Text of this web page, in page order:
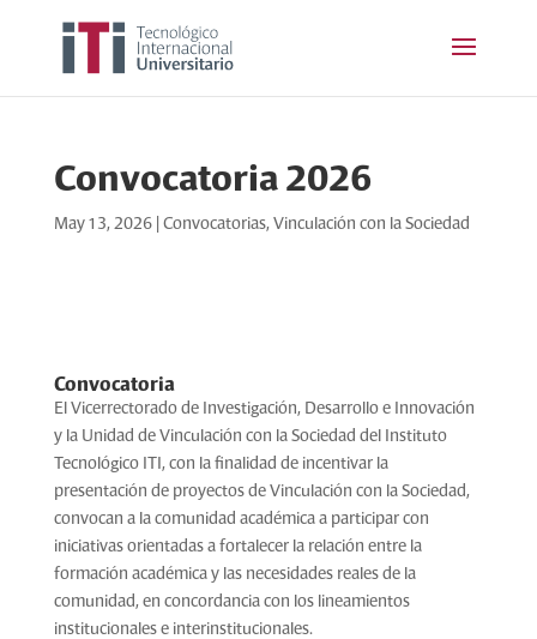
Convocatoria 2026
May 13, 2026| Convocatorias, Vinculación con la Sociedad
Convocatoria
El Vicerrectorado de Investigación, Desarrollo e Innovación
y la Unidad de Vinculación con la Sociedad del Instituto
Tecnológico ITI, con la finalidad de incentivar la
presentación de proyectos de Vinculación con la Sociedad,
convocan a la comunidad académica a participar con
iniciativas orientadas a fortalecer la relación entre la
formación académica y las necesidades reales de la
comunidad, en concordancia con los lineamientos
institucionales e interinstitucionales.